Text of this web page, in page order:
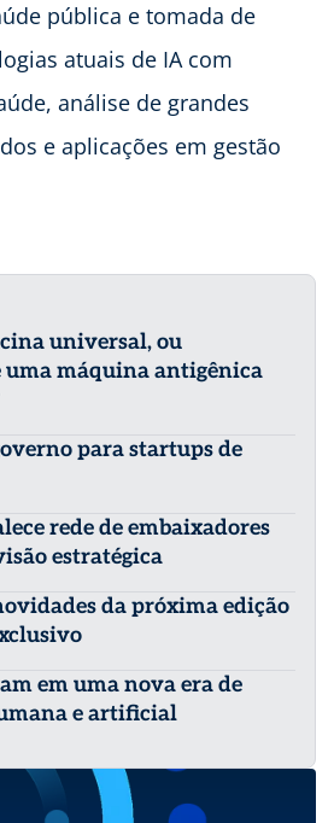
pública e tomada de
atuais de IA com
análise de grandes
e aplicações em gestão
universal, ou
uma máquina antigênica
para startups de
rede de embaixadores
estratégica
da próxima edição
em uma nova era de
e artificial